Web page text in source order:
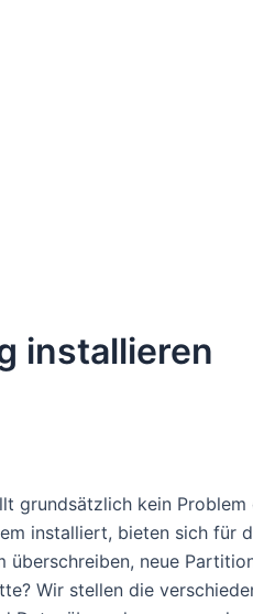
installieren
grundsätzlich kein
installiert, bieten sich für
neue
Wir stellen die